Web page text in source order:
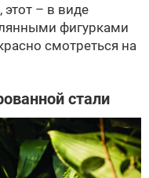
– в виде
фигурками
смотреться на
стали